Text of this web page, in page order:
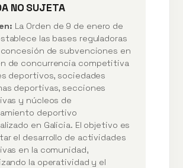
NO SUJETA
La Orden de 9 de enero de
las bases reguladoras
concesión de subvenciones en
de concurrencia competitiva
deportivos, sociedades
deportivas, secciones
y núcleos de
deportivo
en Galicia. El objetivo es
el desarrollo de actividades
en la comunidad,
la operatividad y el